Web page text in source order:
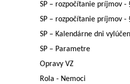
SP – rozpočítanie príjmov -
SP – rozpočítanie príjmov -
SP – Kalendárne dni
SP – Parametre
Opravy VZ
Rola - Nemoci